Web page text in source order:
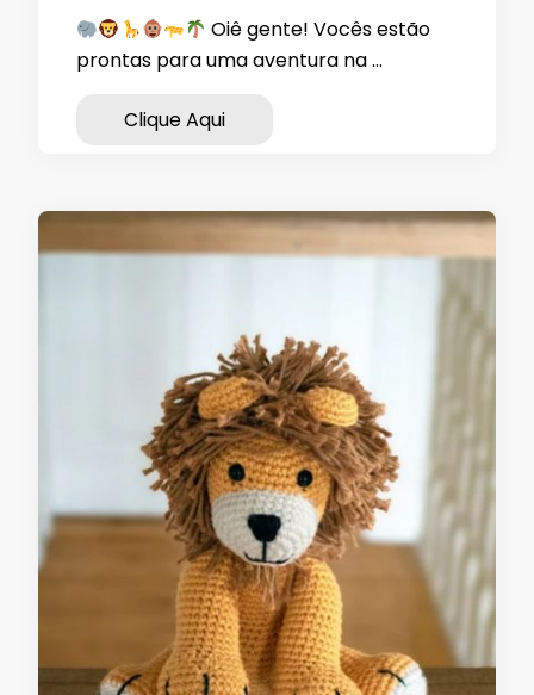
Oiê gente! Vocês estão
prontas para uma aventura na …
Clique Aqui